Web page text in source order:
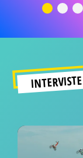
significato
INTERVISTE